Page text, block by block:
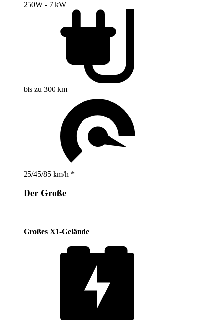
250W - 7 kW
bis zu 300 km
25/45/85 km/h *
Der Große
Großes X1-Gelände